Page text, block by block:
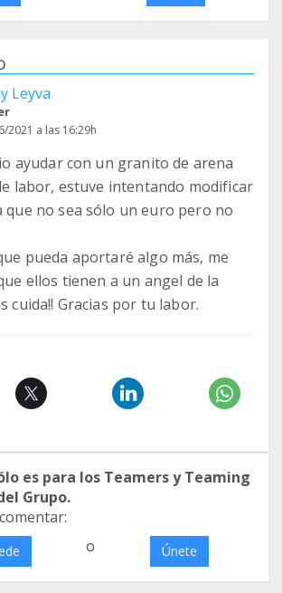
Leyva
2021 a las 16:29h
ayudar con un granito de arena
labor, estuve intentando modificar
que no sea sólo un euro pero no
pueda aportaré algo más, me
ellos tienen a un angel de la
cuida!! Gracias por tu labor.
es para los Teamers y Teaming
Grupo.
o Únete